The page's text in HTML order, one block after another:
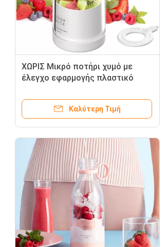
ΧΩΡΙΣ Μικρό ποτήρι χυμό με
έλεγχο εφαρμογής πλαστικό
και smoothies
Καλύτερη Τιμή